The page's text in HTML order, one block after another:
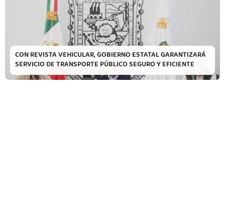
CON REVISTA VEHICULAR, GOBIERNO ESTATAL GARANTIZARÁ
SERVICIO DE TRANSPORTE PÚBLICO SEGURO Y EFICIENTE